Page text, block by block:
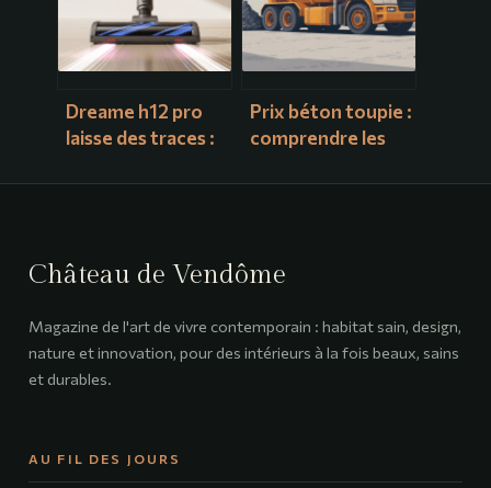
Dreame h12 pro
laisse des traces :
comment l’éviter
Prix béton toupie :
comprendre les
calculer votre
Château de Vendôme
Magazine de l'art de vivre contemporain : habitat sain, design,
nature et innovation, pour des intérieurs à la fois beaux, sains
et durables.
AU FIL DES JOURS